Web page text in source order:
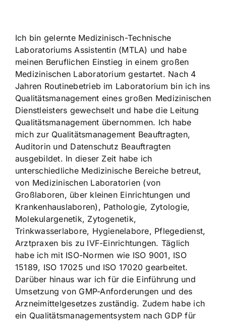
Ich bin gelernte Medizinisch-Technische
Laboratoriums Assistentin (MTLA) und habe
meinen Beruflichen Einstieg in einem großen
Medizinischen Laboratorium gestartet. Nach 4
Jahren Routinebetrieb im Laboratorium bin ich ins
Qualitätsmanagement eines großen Medizinischen
Dienstleisters gewechselt und habe die Leitung
Qualitätsmanagement übernommen. Ich habe
mich zur Qualitätsmanagement Beauftragten,
Auditorin und Datenschutz Beauftragten
ausgebildet. In dieser Zeit habe ich
unterschiedliche Medizinische Bereiche betreut,
von Medizinischen Laboratorien (von
Großlaboren, über kleinen Einrichtungen und
Krankenhauslaboren), Pathologie, Zytologie,
Molekulargenetik, Zytogenetik,
Trinkwasserlabore, Hygienelabore, Pflegedienst,
Arztpraxen bis zu IVF-Einrichtungen. Täglich
habe ich mit ISO-Normen wie ISO 9001, ISO
15189, ISO 17025 und ISO 17020 gearbeitet.
Darüber hinaus war ich für die Einführung und
Umsetzung von GMP-Anforderungen und des
Arzneimittelgesetzes zuständig. Zudem habe ich
ein Qualitätsmanagementsystem nach GDP für